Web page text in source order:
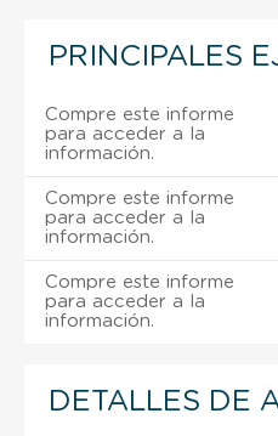
PRINCIPALES
Compre este informe
para acceder a la
información.
Compre este informe
para acceder a la
información.
Compre este informe
para acceder a la
información.
DETALLES DE